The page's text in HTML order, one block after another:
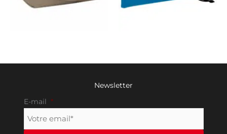
Newsletter
E-mail *